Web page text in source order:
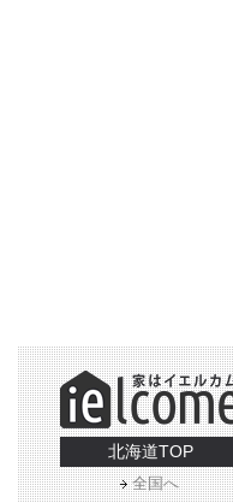
北海道TOP
全国へ